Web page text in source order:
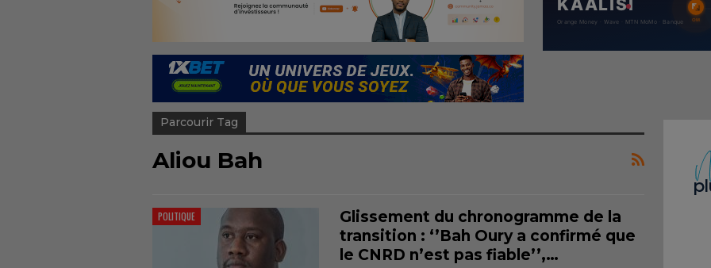
Parcourir Tag
Aliou Bah
POLITIQUE
Glissement du chronogramme de la
transition : ‘’Bah Oury a confirmé que
le CNRD n’est pas fiable’’,…